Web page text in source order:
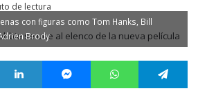
de lectura
con figuras como Tom Hanks, Bill
Brody
LinkedIn MessengerWhatsApp